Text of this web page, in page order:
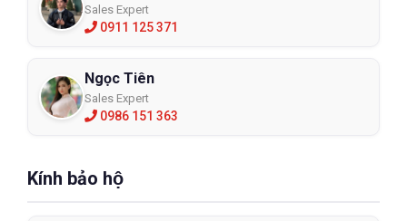
Sales Expert
0911 125 371
Ngọc Tiên
Sales Expert
0986 151 363
Kính bảo hộ